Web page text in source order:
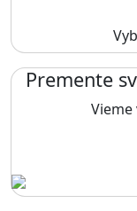
Premente